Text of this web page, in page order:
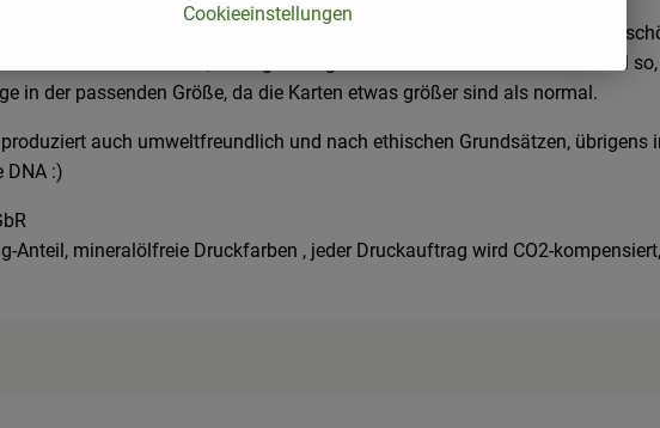
und es war klar, das müssen wir euch mitbringen! Wir sind Fans der
festlichen Anlass, als Ergänzung für ein Geschenk oder einfach mal
in der passenden Größe, da die Karten etwas größer sind als normal.
auch umweltfreundlich und nach ethischen Grundsätzen,
DNA :)
Anteil, mineralölfreie Druckfarben , jeder Druckauftrag wird CO2-
Cookieeinstellungen